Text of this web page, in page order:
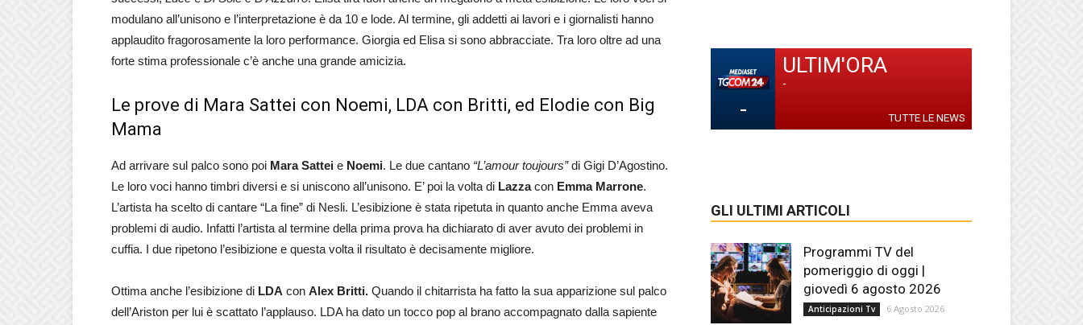
modulano all’unisono e l’interpretazione è da 10 e lode. Al termine, gli addetti ai lavori e i giornalisti hanno
applaudito fragorosamente la loro performance. Giorgia ed Elisa si sono abbracciate. Tra loro oltre ad una
forte stima professionale c’è anche una grande amicizia.
Le prove di Mara Sattei con Noemi, LDA con Britti, ed Elodie con Big
Mama
Ad arrivare sul palco sono poi Mara Sattei e Noemi. Le due cantano “L’amour toujours”di Gigi D’Agostino.
Le loro voci hanno timbri diversi e si uniscono all’unisono. E’ poi la volta di Lazzacon Emma Marrone.
L’artista ha scelto di cantare “La fine” di Nesli. L’esibizione è stata ripetuta in quanto anche Emma aveva
problemi di audio. Infatti l’artista al termine della prima prova ha dichiarato di aver avuto dei problemi in
cuffia. I due ripetono l’esibizione e questa volta il risultato è decisamente migliore.
Ottima anche l’esibizione di LDA con Alex Britti. Quando il chitarrista ha fatto la sua apparizione sul palco
dell’Ariston per lui è scattato l’applauso. LDA ha dato un tocco pop al brano accompagnato dalla sapiente
-
ULTIM'ORA
-
TUTTE LE NEWS
GLI ULTIMI ARTICOLI
Programmi TV del
pomeriggio di oggi |
giovedì 6 agosto 2026
Anticipazioni Tv 6 Agosto 2026